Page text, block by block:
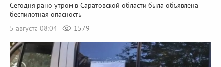
Сегодня рано утром в Саратовской области была объявлена
беспилотная опасность
5 августа 08:04
1579